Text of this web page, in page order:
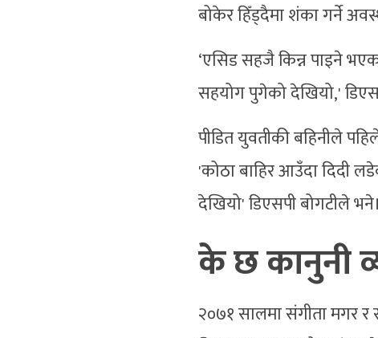
बोकेर हिँड्दैमा शंका गर्ने
‘एसिड सहजै किन्न पाइने
सहयोग पुगेको देखियो,'
पीडित युवतीकी बहिनीले
'कोठा बाहिर आउँदा दिदी
देखियो' डिएसपी बोगटीले भने।
के छ कानुनी
२०७१ सालमा संगीता मगर